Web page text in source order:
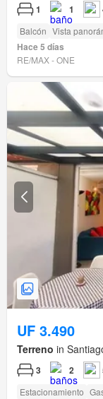
1 1
Balcón Vista
Hace 5 días
RE/MAX - ONE
UF 3.490
Terreno in
3 2
Estacionamiento